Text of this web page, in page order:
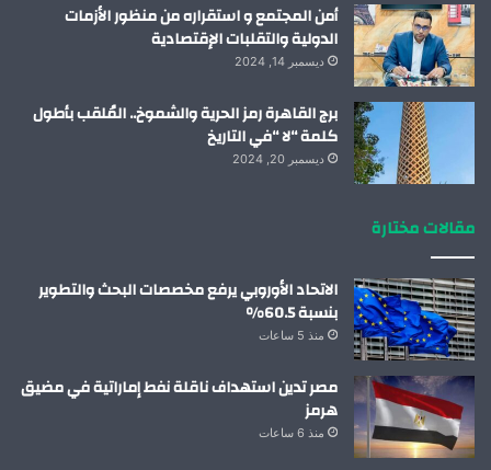
أمن المجتمع و استقراره من منظور الأزمات
الدولية والتقلبات الإقتصادية
ديسمبر 14, 2024
برج القاهرة رمز الحرية والشموخ.. المُلقب بأطول
كلمة “لا “في التاريخ
ديسمبر 20, 2024
مقالات مختارة
الاتحاد الأوروبي يرفع مخصصات البحث والتطوير
بنسبة 60.5%
منذ 5 ساعات
مصر تدين استهداف ناقلة نفط إماراتية في مضيق
هرمز
منذ 6 ساعات